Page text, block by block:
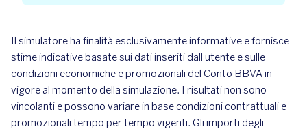
Il simulatore ha finalità esclusivamente informative e fornisce
stime indicative basate sui dati inseriti dall utente e sulle
condizioni economiche e promozionali del Conto BBVA in
vigore al momento della simulazione. I risultati non sono
vincolanti e possono variare in base condizioni contrattuali e
promozionali tempo per tempo vigenti. Gli importi degli